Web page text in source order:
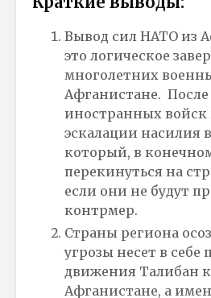
Вывод сил НАТО из
это логическое
многолетних
Афганистане.
иностранных войск
эскалации насилия
который, в
перекинуться на
если они не будут
контрмер.
Страны региона
угрозы несет в себе
движения Талибан к
Афганистане, а